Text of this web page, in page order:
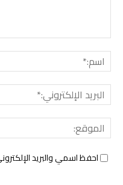
احفظ اسمي والبريد